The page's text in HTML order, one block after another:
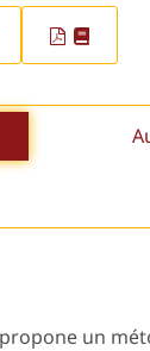
un